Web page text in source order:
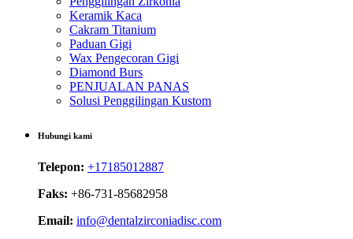
Keramik Kaca
Cakram Titanium
Paduan Gigi
Wax Pengecoran Gigi
Diamond Burs
PENJUALAN PANAS
Solusi Penggilingan Kustom
Hubungi kami
Telepon: +17185012887
Faks: +86-731-85682958
Email: info@dentalzirconiadisc.com